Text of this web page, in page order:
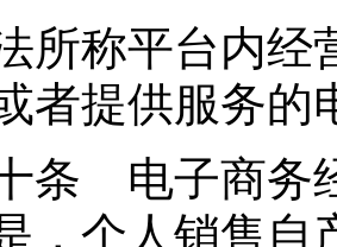
称平台内经
者提供服务的
电子商务经
，个人销售自